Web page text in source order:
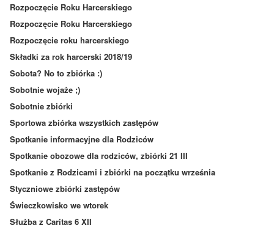
Rozpoczęcie Roku Harcerskiego
Rozpoczęcie Roku Harcerskiego
Rozpoczęcie roku harcerskiego
Składki za rok harcerski 2018/19
Sobota? No to zbiórka :)
Sobotnie wojaże ;)
Sobotnie zbiórki
Sportowa zbiórka wszystkich zastępów
Spotkanie informacyjne dla Rodziców
Spotkanie obozowe dla rodziców, zbiórki 21 III
Spotkanie z Rodzicami i zbiórki na początku września
Styczniowe zbiórki zastępów
Świeczkowisko we wtorek
Służba z Caritas 6 XII